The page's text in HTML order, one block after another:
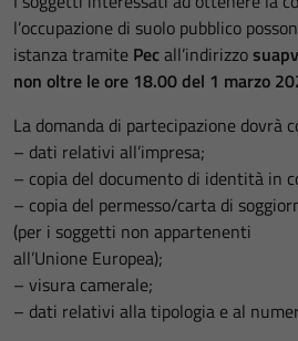
l’occupazione di suolo pubblico
istanza tramite Pecall’indirizzo
non oltre le ore 18.00 del 1 marzo
La domanda di partecipazione dovrà
– dati relativi all’impresa;
– copia del documento di identità in
– copia del permesso/carta di
(per i soggetti non appartenenti
all’Unione Europea);
– visura camerale;
– dati relativi alla tipologia e al